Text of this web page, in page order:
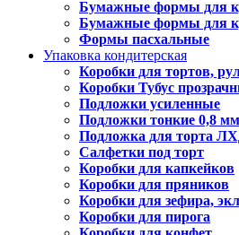
Бумажные формы для
Бумажные формы для
Формы пасхальные
Упаковка кондитерская
Коробки для тортов,
Коробки Тубус
Подложки усиленные
Подложки тонкие 0,8
Подложка для торта
Салфетки под торт
Коробки для капкейков
Коробки для пряников
Коробки для зефира,
Коробки для пирога